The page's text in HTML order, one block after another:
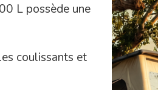
L possède une
coulissants et